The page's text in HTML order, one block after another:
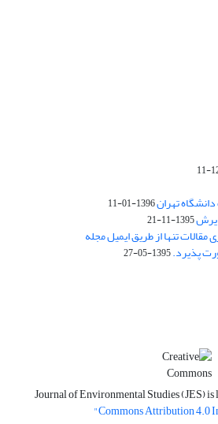
تهران1396-01-11
1395-11-21
تنها از طریق ایمیل مجله
1395-05-27
Journal of Environmental Studies (JES) is
Commons Attribution 4.0